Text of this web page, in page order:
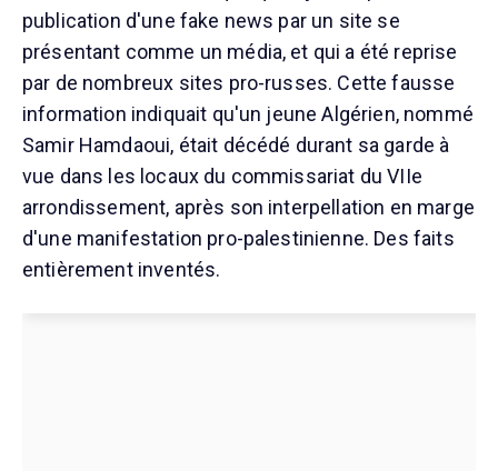
publication d'une fake news par un site se
présentant comme un média, et qui a été reprise
par de nombreux sites pro-russes. Cette fausse
information indiquait qu'un jeune Algérien, nommé
Samir Hamdaoui, était décédé durant sa garde à
vue dans les locaux du commissariat du VIIe
arrondissement, après son interpellation en marge
d'une manifestation pro-palestinienne. Des faits
entièrement inventés.